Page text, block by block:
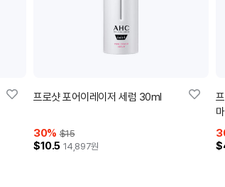
프로샷 포어이레이저 세럼 30ml
30% $15
$10.5 14,897원